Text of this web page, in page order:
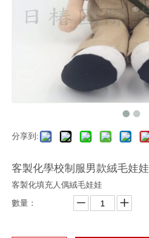
分享到:
客製化學校制服男款絨毛娃娃
客製化填充人偶絨毛娃娃
數量：